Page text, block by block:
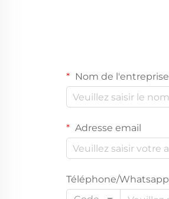
Nom de l'entreprise
Adresse email
Téléphone/Whatsapp